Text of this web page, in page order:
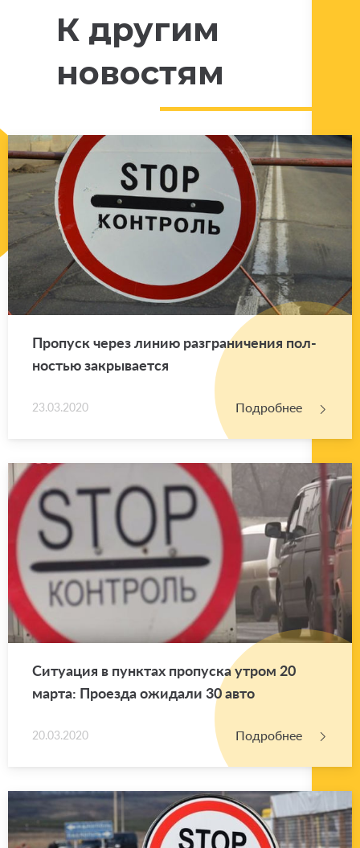
К другим
новостям
Про­пуск через линию раз­гра­ни­че­ния пол­
но­стью за­кры­ва­ет­ся
23.03.2020 Подробнее
Си­ту­а­ция в пунк­тах про­пус­ка утром 20
марта: Про­ез­да ожи­да­ли 30 авто
20.03.2020 Подробнее